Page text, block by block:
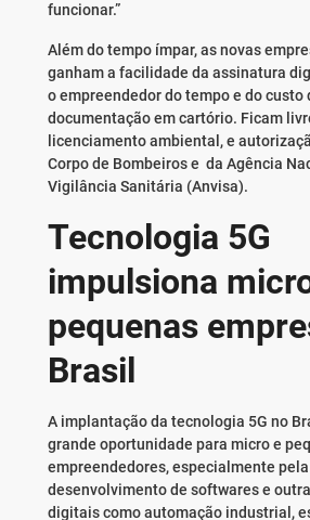
funcionar.”
Além do tempo ímpar, as novas
ganham a facilidade da assinatura
o empreendedor do tempo e do custo
documentação em cartório. Ficam
licenciamento ambiental, e
Corpo de Bombeiros e da Agência
Vigilância Sanitária (Anvisa).
Tecnologia 5G
impulsiona
pequenas
Brasil
A implantação da tecnologia 5G no
grande oportunidade para micro e
empreendedores, especialmente
desenvolvimento de softwares e
digitais como automação industrial,